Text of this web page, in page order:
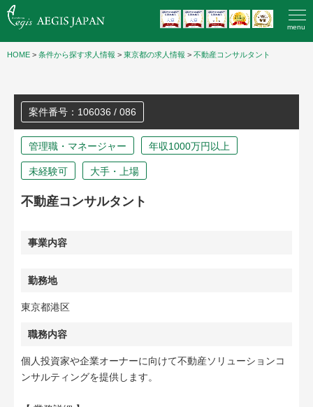
menu
HOME > 条件から探す求人情報 > 東京都の求人情報 > 不動産コンサルタント
案件番号：106036 / 086
管理職・マネージャー 年収1000万円以上
未経験可 大手・上場
不動産コンサルタント
事業内容
勤務地
東京都港区
職務内容
個人投資家や企業オーナーに向けて不動産ソリューションコ
ンサルティングを提供します。